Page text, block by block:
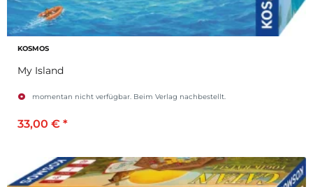
KOSMOS
My Island
momentan nicht verfügbar. Beim Verlag nachbestellt.
33,00 € *